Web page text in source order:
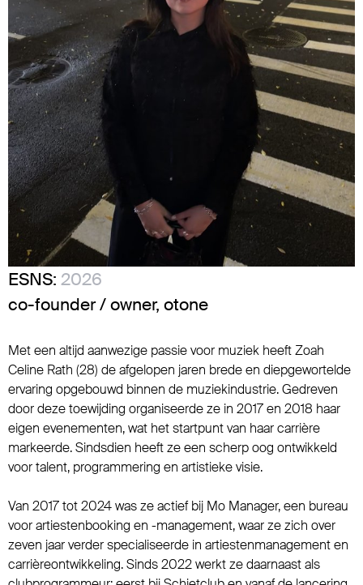
ESNS: 2026
co-founder / owner, otone
Met een altijd aanwezige passie voor muziek heeft Zoah
Celine Rath (28) de afgelopen jaren brede en diepgewortelde
ervaring opgebouwd binnen de muziekindustrie. Gedreven
door deze toewijding organiseerde ze in 2017 en 2018 haar
eigen evenementen, wat het startpunt van haar carrière
markeerde. Sindsdien heeft ze een scherp oog ontwikkeld
voor talent, programmering en artistieke visie.
Van 2017 tot 2024 was ze actief bij Mo Manager, een bureau
voor artiestenbooking en -management, waar ze zich over
zeven jaar verder specialiseerde in artiestenmanagement en
carrièreontwikkeling. Sinds 2022 werkt ze daarnaast als